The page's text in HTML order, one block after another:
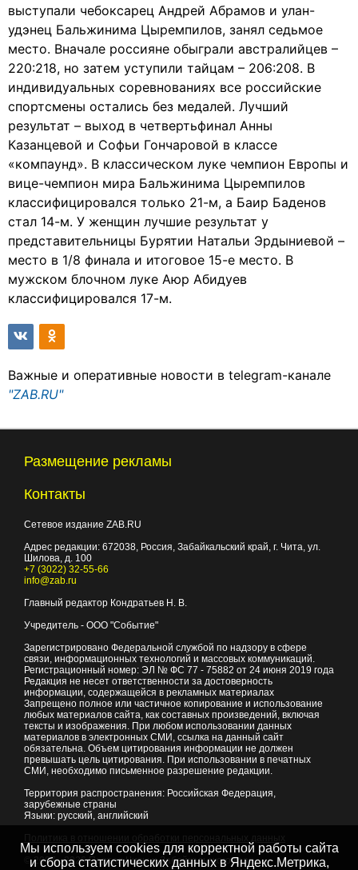
выступали чебоксарец Андрей Абрамов и улан-
удэнец Бальжинима Цыремпилов, занял седьмое
место. Вначале россияне обыграли австралийцев –
220:218, но затем уступили тайцам – 206:208. В
индивидуальных соревнованиях все российские
спортсмены остались без медалей. Лучший
результат – выход в четвертьфинал Анны
Казанцевой и Софьи Гончаровой в классе
«компаунд». В классическом луке чемпион Европы и
вице-чемпион мира Бальжинима Цыремпилов
классифицировался только 21-м, а Баир Баденов
стал 14-м. У женщин лучшие результат у
представительницы Бурятии Натальи Эрдыниевой –
место в 1/8 финала и итоговое 15-е место. В
мужском блочном луке Аюр Абидуев
классифицировался 17-м.
Важные и оперативные новости в telegram-канале
"ZAB.RU"
Размещение рекламы
Контакты
Сетевое издание ZAB.RU
Адрес редакции: 672038, Россия, Забайкальский край, г. Чита, ул.
Шилова, д. 100
+7 (3022) 32-55-66
info@zab.ru
Главный редактор Кондратьев Н. В.
Учредитель - ООО "Событие"
Зарегистрировано Федеральной службой по надзору в сфере
связи, информационных технологий и массовых коммуникаций.
Регистрационный номер: ЭЛ № ФС 77 - 75882 от 24 июня 2019 года
Редакция не несет ответственности за достоверность
информации, содержащейся в рекламных материалах
Запрещено полное или частичное копирование и использование
любых материалов сайта, как составных произведений, включая
тексты и изображения. При любом использовании данных
материалов в электронных СМИ, ссылка на данный сайт
обязательна. Объем цитирования информации не должен
превышать цель цитирования. При использовании в печатных
СМИ, необходимо письменное разрешение редакции.
Территория распространения: Российская Федерация,
зарубежные страны
Языки: русский, английский
© 2007 - 2026Портал Читы и Забайкальского края
Мы используем cookies для корректной работы сайта
и сбора статистических данных в Яндекс.Метрика,